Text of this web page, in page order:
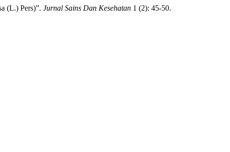
(L.) Pers)”. Jurnal Sains Dan Kesehatan 1 (2): 45-50.